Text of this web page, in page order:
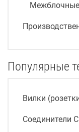
Межблочные
Популярные
Вилки
Соединители